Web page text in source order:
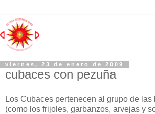
viernes, 23 de enero de 2009
cubaces con pezuña
Los Cubaces pertenecen al grupo de
(como los frijoles, garbanzos, arvejas y